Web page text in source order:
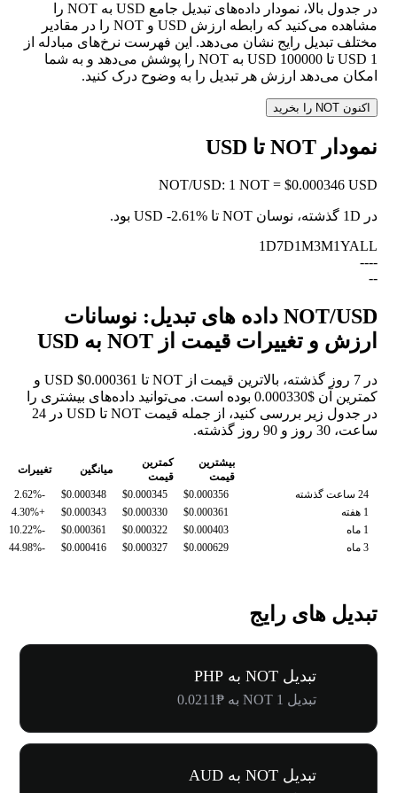
در جدول بالا، نمودار داده‌های تبدیل جامع USD به NOT را
مشاهده می‌کنید که رابطه ارزش USD و NOT را در مقادیر
مختلف تبدیل رایج نشان می‌دهد. این فهرست نرخ‌های مبادله از
1 USD تا 100000 USD به NOT را پوشش می‌دهد و به شما
امکان می‌دهد ارزش هر تبدیل را به وضوح درک کنید.
اکنون NOT را بخرید
نمودار NOT تا USD
NOT/USD: 1 NOT = $0.000346 USD
در 1D گذشته، نوسان NOT تا USD -2.61%
بود.
1D7D1M3M1YALL
--
--
--
NOT/USD داده های تبدیل: نوسانات
ارزش و تغییرات قیمت از NOT به USD
در 7 روز گذشته، بالاترین قیمت از NOT تا USD $0.000361 و
کمترین آن $0.000330 بوده است. می‌توانید داده‌های بیشتری را
در جدول زیر بررسی کنید، از جمله قیمت NOT تا USD در 24
ساعت، 30 روز و 90 روز گذشته.
بیشترین
قیمت
کمترین
قیمت
میانگین
تغییرات
24 ساعت گذشته
$0.000356
$0.000345
$0.000348
-2.62%
1 هفته
$0.000361
$0.000330
$0.000343
+4.30%
1 ماه
$0.000403
$0.000322
$0.000361
-10.22%
3 ماه
$0.000629
$0.000327
$0.000416
-44.98%
تبدیل های رایج
تبدیل NOT به PHP
تبدیل 1 NOT به ₱0.0211
تبدیل NOT به AUD